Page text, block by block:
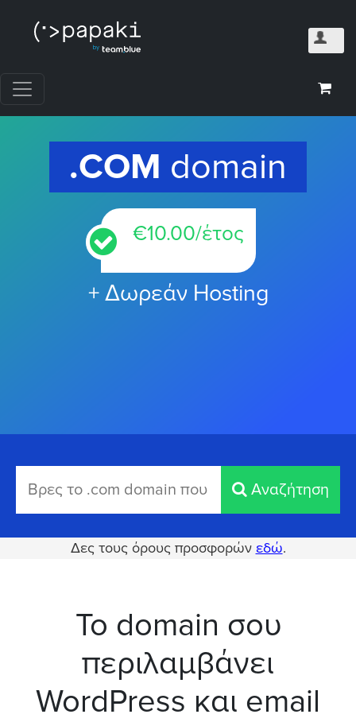
.COM domain
€10.00/έτος
+ Δωρεάν Hosting
Αναζήτηση
Δες τους όρους προσφορών εδώ.
Το domain σου
περιλαμβάνει
WordPress και email